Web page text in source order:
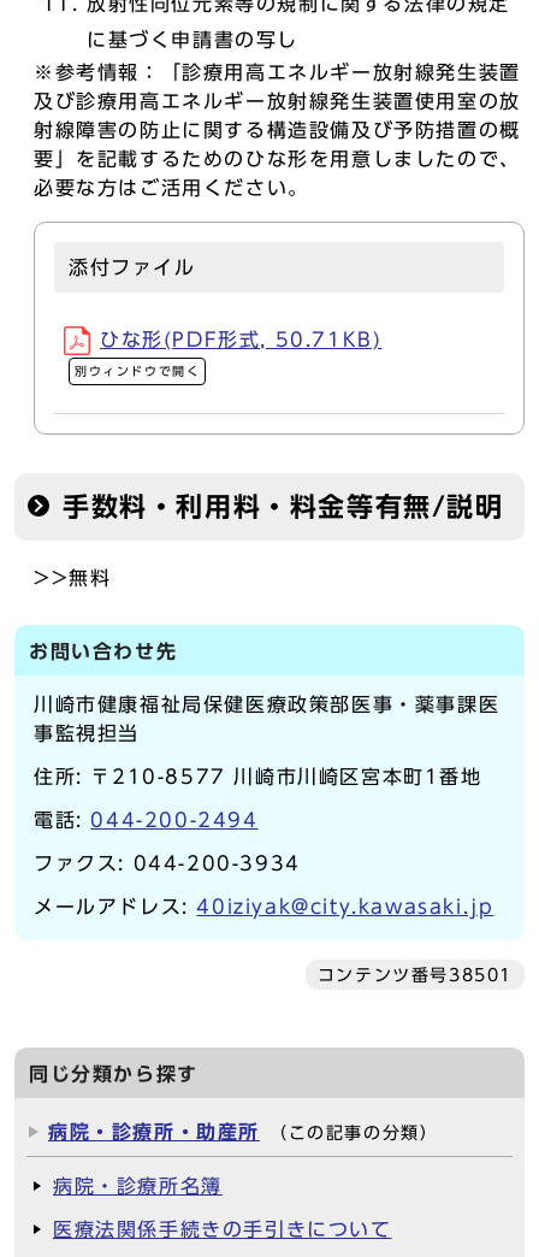
に基づく申請書の写し
※参考情報：「診療用高エネルギー放射線発生装置
及び診療用高エネルギー放射線発生装置使用室の放
射線障害の防止に関する構造設備及び予防措置の概
要」を記載するためのひな形を用意しましたので、
必要な方はご活用ください。
添付ファイル
ひな形(PDF形式, 50.71KB)
別ウィンドウで開く
手数料・利用料・料金等有無/説明
>>無料
お問い合わせ先
川崎市健康福祉局保健医療政策部医事・薬事課医
事監視担当
住所: 〒210-8577 川崎市川崎区宮本町1番地
電話: 044-200-2494
ファクス: 044-200-3934
メールアドレス:40iziyak@city.kawasaki.jp
コンテンツ番号38501
同じ分類から探す
病院・診療所・助産所 （この記事の分類）
病院・診療所名簿
医療法関係手続きの手引きについて